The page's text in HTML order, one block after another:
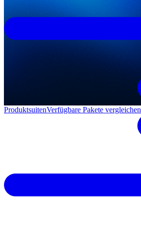
ProduktsuitenVerfügbare Pakete vergleichen